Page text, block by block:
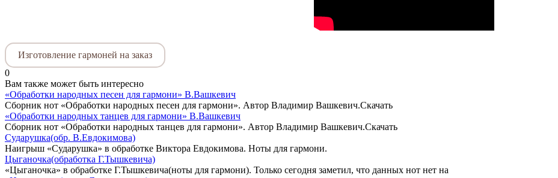
Изготовление гармоней на заказ
0
Вам также может быть интересно
«Обработки народных песен для гармони» В.Вашкевич
Сборник нот «Обработки народных песен для гармони». Автор Владимир Вашкевич.Скачать
«Обработки народных танцев для гармони» В.Вашкевич
Сборник нот «Обработки народных танцев для гармони». Автор Владимир Вашкевич.Скачать
Сударушка(обр. В.Евдокимова)
Наигрыш «Сударушка» в обработке Виктора Евдокимова. Ноты для гармони.
Цыганочка(обработка Г.Тышкевича)
«Цыганочка» в обработке Г.Тышкевича(ноты для гармони). Только сегодня заметил, что данных нот нет на